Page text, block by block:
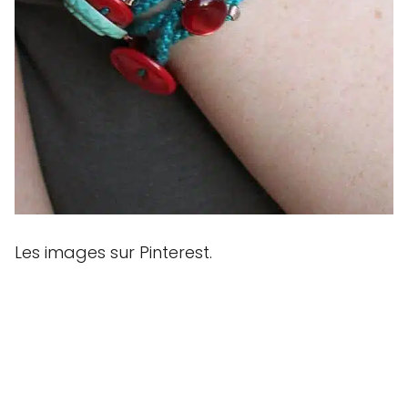
Les images sur Pinterest.